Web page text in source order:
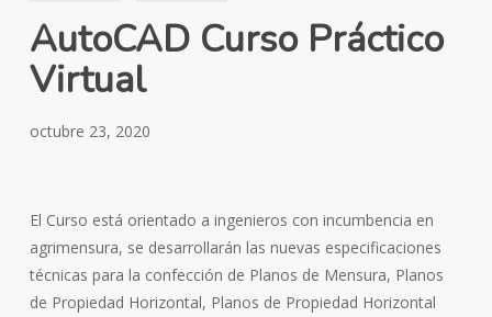
AutoCAD Curso Práctico
Virtual
octubre 23, 2020
El Curso está orientado a ingenieros con incumbencia en
agrimensura, se desarrollarán las nuevas especificaciones
técnicas para la confección de Planos de Mensura, Planos
de Propiedad Horizontal, Planos de Propiedad Horizontal